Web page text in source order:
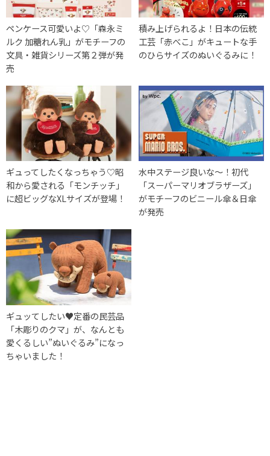
ペンケース可愛いよ♡「森永ミ
ルク 加糖れん乳」がモチーフの
文具・雑貨シリーズ第２弾が発
売
積み上げられるよ！日本の伝統
工芸「赤べこ」がキュートな手
のひらサイズのぬいぐるみに！
ギュってしたくなっちゃう♡昭
和から愛される「モンチッチ」
に超ビッグなXLサイズが登場！
水中ステージ良いな〜！初代
「スーパーマリオブラザーズ」
がモチーフのビニール傘＆日傘
が発売
ギュッてしたい♥定番の民芸品
「木彫りのクマ」が、なんとも
愛くるしい”ぬいぐるみ”になっ
ちゃいました！